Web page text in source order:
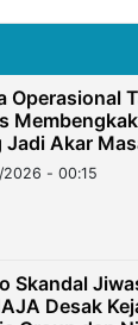
Operasional
Jadi Akar
- 00:15
Skandal
Desak